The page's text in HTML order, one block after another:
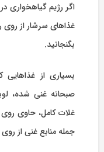
اگر رژیم گیاهخواری
غذاهای سرشار از روی
بگنجانید.
بسیاری از غذاهایی
صبحانه غنی شده،
غلات کامل، حاوی
جمله منابع غنی از